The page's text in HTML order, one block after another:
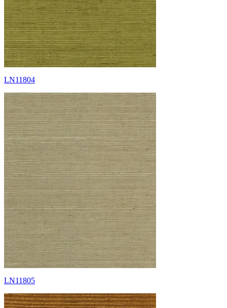
LN11804
LN11805